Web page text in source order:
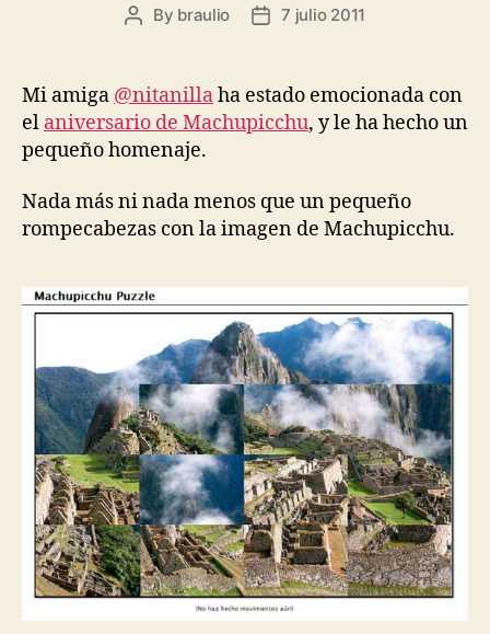
Post
By braulio
Post7 julio 2011
Mi amiga @nitanillaha estado emocionada con
el aniversario de Machupicchu, y le ha hecho un
pequeño homenaje.
Nada más ni nada menos que un pequeño
rompecabezas con la imagen de Machupicchu.